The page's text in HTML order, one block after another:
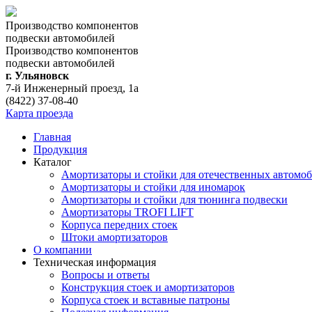
Производство компонентов
подвески автомобилей
Производство компонентов
подвески автомобилей
г. Ульяновск
7-й Инженерный проезд, 1а
(8422) 37-08-40
Карта проезда
Главная
Продукция
Каталог
Амортизаторы и стойки для отечественных
Амортизаторы и стойки для иномарок
Амортизаторы и стойки для тюнинга подвeски
Амортизаторы TROFI LIFT
Корпуса передних стоек
Штоки амортизаторов
О компании
Техническая информация
Вопросы и ответы
Конструкция стоек и амортизаторов
Корпуса стоек и вставные патроны